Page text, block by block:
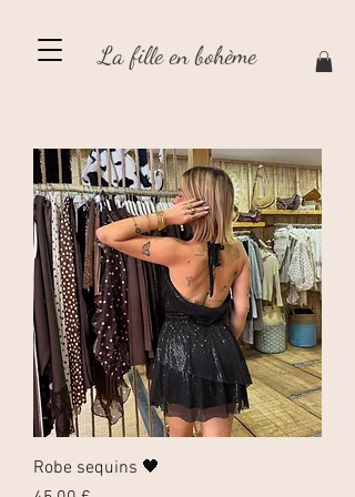
La fille en bohème
Robe sequins 🖤